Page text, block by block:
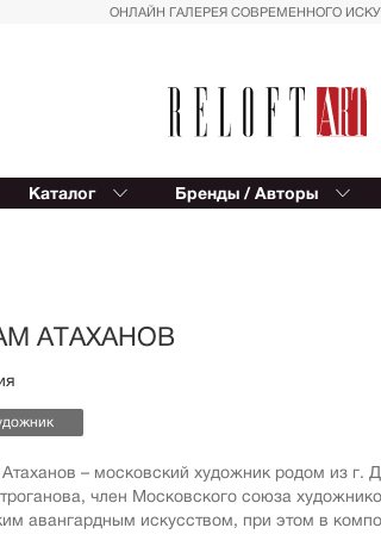
ОНЛАЙН ГАЛЕРЕЯ СОВРЕМЕННОГО
Каталог
Пальмы
Вазы
Автомобили
Бренды / Авторы
Reloft ART
Editions Studio
АТАХАНОВ
– московский художник родом из
член Московского союза
авангардным искусством, при этом в